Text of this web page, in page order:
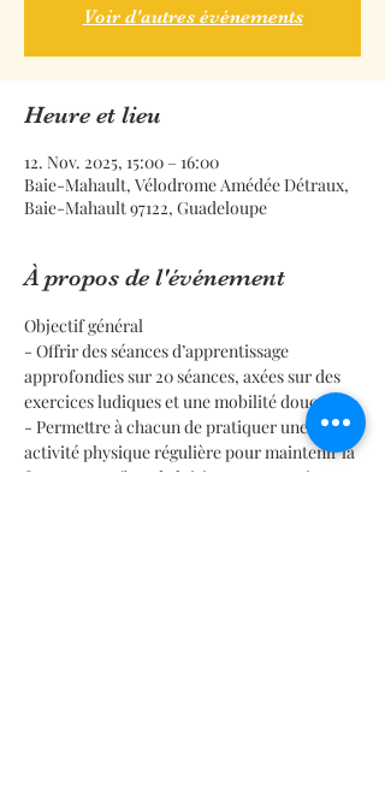
Voir d'autres événements
Heure et lieu
12. Nov. 2025, 15:00 – 16:00
Baie-Mahault, Vélodrome Amédée Détraux,
Baie-Mahault 97122, Guadeloupe
À propos de l'événement
Objectif général
- Offrir des séances d’apprentissage
approfondies sur 20 séances, axées sur des
exercices ludiques et une mobilité douce.
- Permettre à chacun de pratiquer une
activité physique régulière pour maintenir la
forme et profiter de loisirs, sans pression